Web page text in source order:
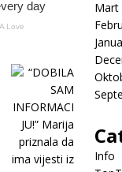
Mart
Info